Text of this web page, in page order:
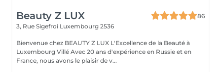
Beauty Z LUX
86
3, Rue Sigefroi Luxembourg 2536
Bienvenue chez BEAUTY Z LUX L'Excellence de la Beauté à
Luxembourg Villé Avec 20 ans d'expérience en Russie et en
France, nous avons le plaisir de v...